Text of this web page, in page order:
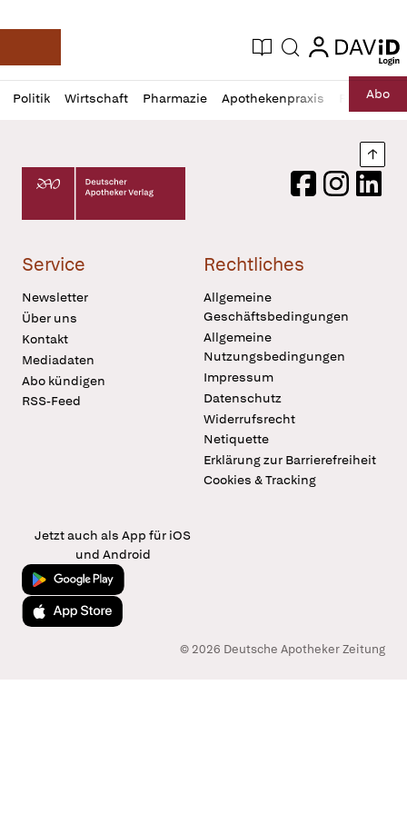
Deutsche Apotheker Zeitung
Aktuelle Ausgabe
Suche login
login
Politik Wirtschaft Pharmazie Apothekenpraxis RechtAbo
Profil
öffnen
Daz
Pur
Deutscher Apotheker Verlag Logo
FacebookInstagram
Service
Newsletter
Über uns
Kontakt
Mediadaten
Abo kündigen
RSS-Feed
Rechtliches
Allgemeine
Geschäftsbedingungen
Allgemeine
Nutzungsbedingungen
Impressum
Datenschutz
Widerrufsrecht
Netiquette
Erklärung zur Barrierefreiheit
Cookies & Tracking
Jetzt auch als App für iOS
und Android
Jetzt bei Google Play
Laden im App Store
© 2026 Deutsche Apotheker Zeitung